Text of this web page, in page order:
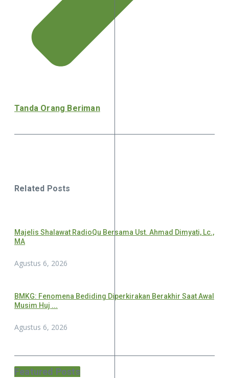
Tanda Orang Beriman
Related Posts
Majelis Shalawat RadioQu Bersama Ust. Ahmad Dimyati, Lc.,
MA
Agustus 6, 2026
BMKG: Fenomena Bediding Diperkirakan Berakhir Saat Awal
Musim Huj ...
Agustus 6, 2026
Featured Posts